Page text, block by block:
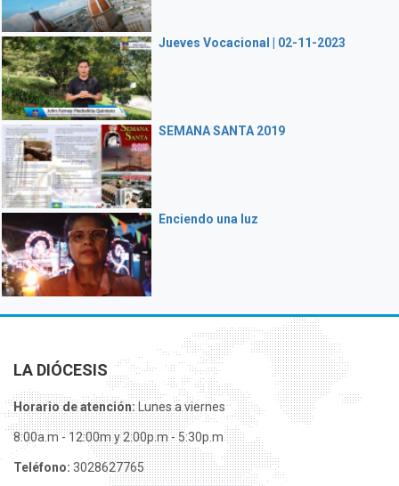
Jueves Vocacional | 02-11-2023
SEMANA SANTA 2019
Enciendo una luz
LA DIÓCESIS
Horario de atención:Lunes a viernes
8:00a.m - 12:00m y 2:00p.m - 5:30p.m
Teléfono: 3028627765